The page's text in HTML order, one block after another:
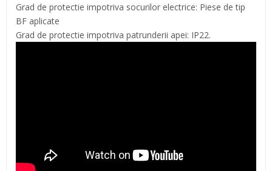
Grad de protectie impotriva socurilor electrice: Piese de tip
BF aplicate
Grad de protectie impotriva patrunderii apei: IP22.